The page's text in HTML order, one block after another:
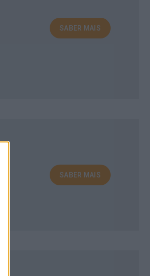
SABER MAIS
SABER MAIS